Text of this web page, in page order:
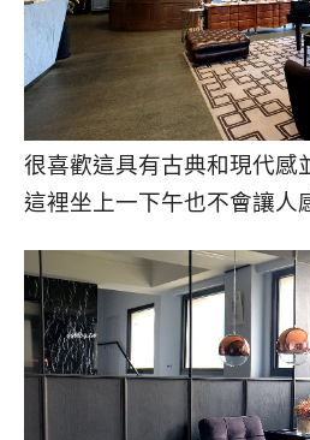
很喜歡這具有古典和現代感
這裡坐上一下午也不會讓人